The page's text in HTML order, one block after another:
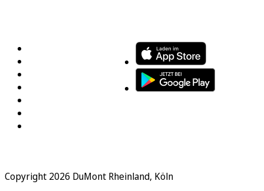
Copyright 2026 DuMont Rheinland, Köln